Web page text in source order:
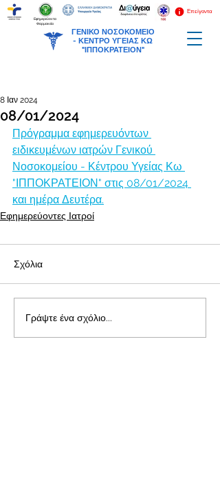
ΓΕΝΙΚΟ ΝΟΣΟΚΟΜΕΙΟ
- ΚΕΝΤΡΟ ΥΓΕΙΑΣ ΚΩ
"ΙΠΠΟΚΡΑΤΕΙΟΝ"
Επείγοντα
Εφημερεύοντα
Φαρμακεία
08/01/2024
8 Ιαν 2024
Πρόγραμμα εφημερευόντων
ειδικευμένων ιατρών Γενικού
Νοσοκομείου - Κέντρου Υγείας Κω
"ΙΠΠΟΚΡΑΤΕΙΟΝ" στις 08/01/2024
και ημέρα Δευτέρα.
Εφημερεύοντες Ιατροί
Σχόλια
Γράψτε ένα σχόλιο...